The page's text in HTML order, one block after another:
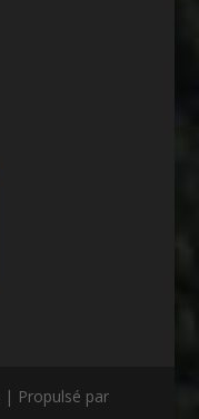
| Propulsé par